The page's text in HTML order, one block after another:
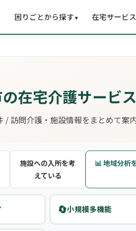
困りごとから探す▾ 在宅サービス
在宅介護サービス
訪問介護・施設情報をまとめて案内
施設への入所を考
えている
📊 地域分析
🔄小規模多機能